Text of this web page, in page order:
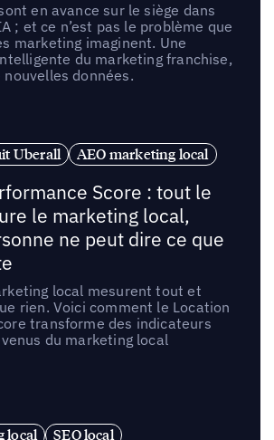
en avance sur le siège dans
; et ce n’est pas le problème que
marketing imaginent. Une
du marketing franchise,
données.
Uberall
AEO marketing local
Score : tout le
le marketing local,
ne peut dire ce que
local mesurent tout et
rien. Voici comment le Location
transforme des indicateurs
du marketing local
local
SEO local